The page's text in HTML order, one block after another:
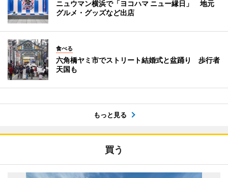
ニュウマン横浜で「ヨコハマ ニュー縁日」 地元
グルメ・グッズなど出店
食べる
六角橋ヤミ市でストリート結婚式と盆踊り 歩行者
天国も
もっと見る
買う